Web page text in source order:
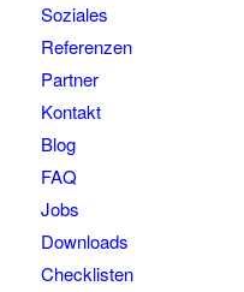
Soziales
Referenzen
Partner
Kontakt
Blog
FAQ
Jobs
Downloads
Checklisten